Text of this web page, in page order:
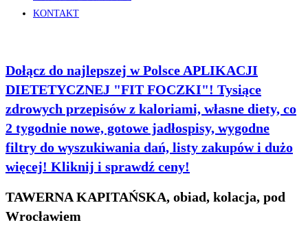
KONTAKT
Dołącz do najlepszej w Polsce APLIKACJI
DIETETYCZNEJ "FIT FOCZKI"! Tysiące
zdrowych przepisów z kaloriami, własne diety, co
2 tygodnie nowe, gotowe jadłospisy, wygodne
filtry do wyszukiwania dań, listy zakupów i dużo
więcej! Kliknij i sprawdź ceny!
TAWERNA KAPITAŃSKA, obiad, kolacja, pod
Wrocławiem